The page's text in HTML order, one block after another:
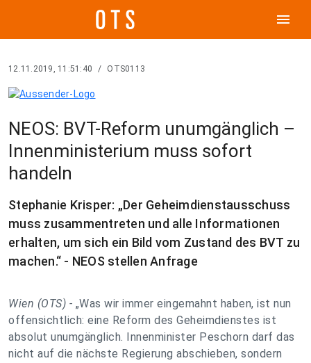
menu
12.11.2019, 11:51:40 / OTS0113
NEOS: BVT-Reform unumgänglich –
Innenministerium muss sofort
handeln
Stephanie Krisper: „Der Geheimdienstausschuss
muss zusammentreten und alle Informationen
erhalten, um sich ein Bild vom Zustand des BVT zu
machen.“ - NEOS stellen Anfrage
Wien (OTS) - „Was wir immer eingemahnt haben, ist nun
offensichtlich: eine Reform des Geheimdienstes ist
absolut unumgänglich. Innenminister Peschorn darf das
nicht auf die nächste Regierung abschieben, sondern